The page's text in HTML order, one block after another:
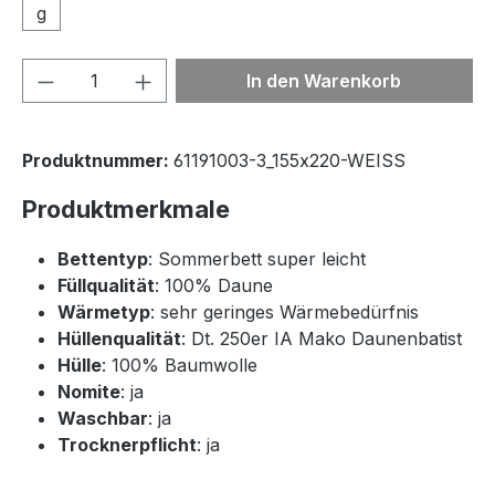
g
Produkt Anzahl: Gib denIn den Warenkorb
Produktnummer: 61191003-3_155x220-WEISS
Produktmerkmale
Bettentyp: Sommerbett super leicht
Füllqualität: 100% Daune
Wärmetyp: sehr geringes Wärmebedürfnis
Hüllenqualität: Dt. 250er IA Mako Daunenbatist
Hülle: 100% Baumwolle
Nomite: ja
Waschbar: ja
Trocknerpflicht: ja